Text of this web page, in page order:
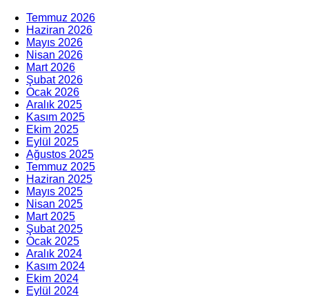
Temmuz 2026
Haziran 2026
Mayıs 2026
Nisan 2026
Mart 2026
Şubat 2026
Ocak 2026
Aralık 2025
Kasım 2025
Ekim 2025
Eylül 2025
Ağustos 2025
Temmuz 2025
Haziran 2025
Mayıs 2025
Nisan 2025
Mart 2025
Şubat 2025
Ocak 2025
Aralık 2024
Kasım 2024
Ekim 2024
Eylül 2024